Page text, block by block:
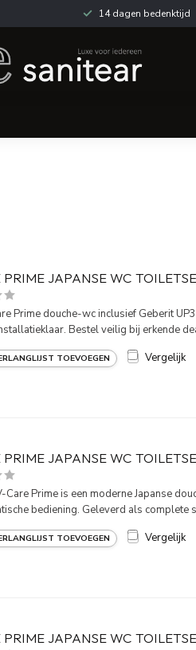
14 dagen bedenktijd
PRIME JAPANSE WC
Prime douche-wc inclusief Geberit
Bestel veilig bij erkende
TOEVOEGEN Vergelijk
PRIME JAPANSE WC
Care Prime is een moderne Japanse
bediening. Geleverd als complete
TOEVOEGEN Vergelijk
PRIME JAPANSE WC